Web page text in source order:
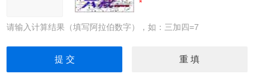
请输入计算结果（填写阿拉伯数字），如：三加四=7